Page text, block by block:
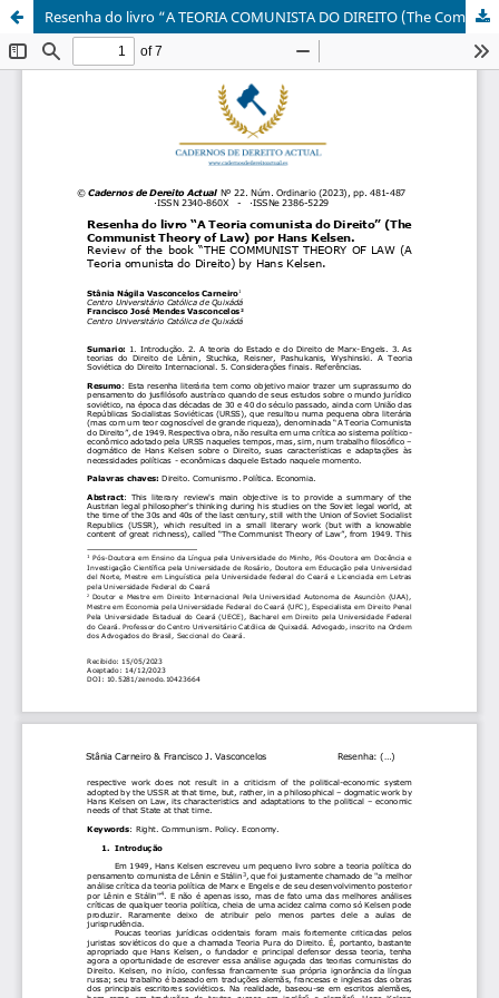
Resenha do livro “A TEORIA COMUNISTA DO DIREITO (The Communist Theory of Law) por Hans Kelsen.